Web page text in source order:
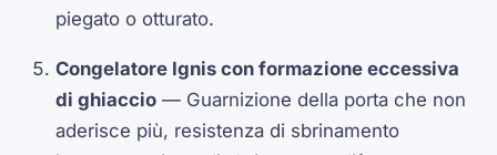
piegato o otturato.
Congelatore Ignis con formazione eccessiva
di ghiaccio — Guarnizione della porta che non
aderisce più, resistenza di sbrinamento